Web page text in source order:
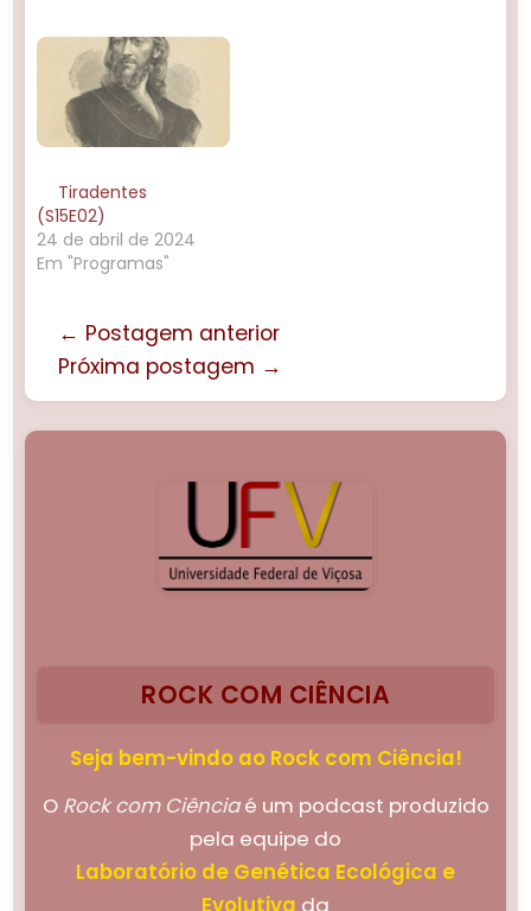
Tiradentes
(S15E02)
24 de abril de 2024
Em "Programas"
← Postagem anterior
Próxima postagem →
ROCK COM CIÊNCIA
Seja bem-vindo ao Rock com Ciência!
O Rock com Ciênciaé um podcast produzido
pela equipe do
Laboratório de Genética Ecológica e
Evolutiva da